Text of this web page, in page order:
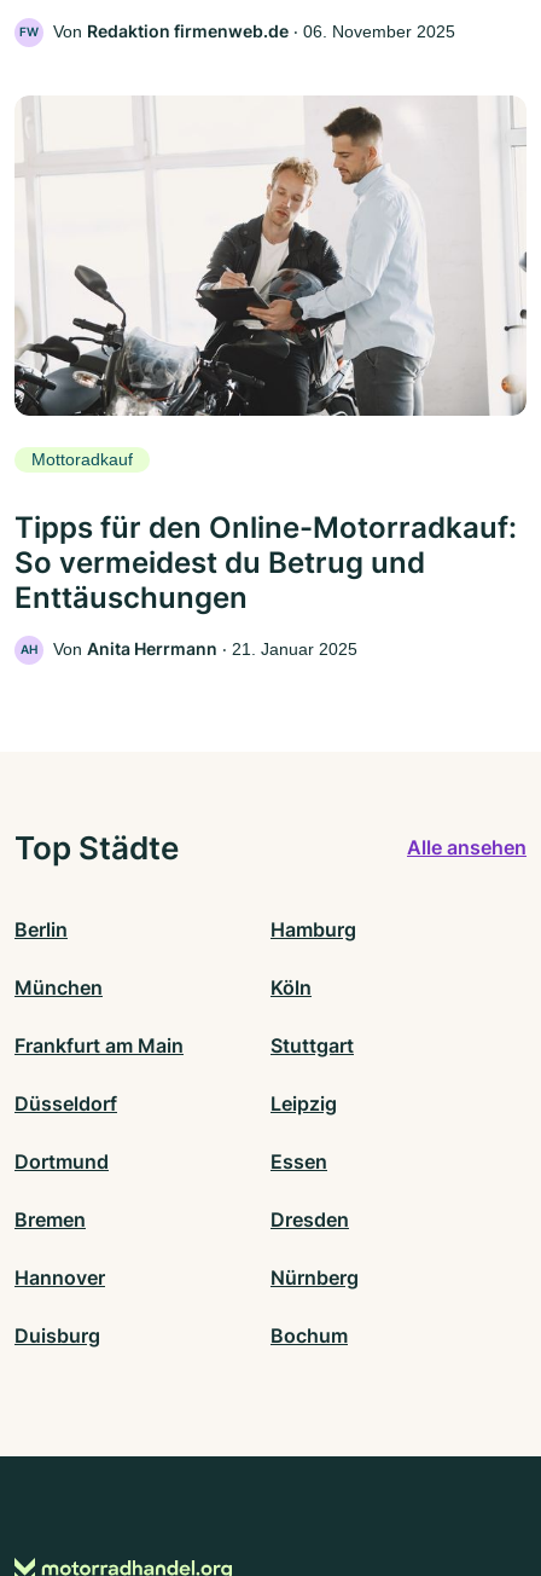
FW Von Redaktion firmenweb.de ‧ 06. November 2025
Mottoradkauf
Tipps für den Online-Motorradkauf:
So vermeidest du Betrug und
Enttäuschungen
AH Von Anita Herrmann ‧ 21. Januar 2025
Top Städte Alle ansehen
Berlin Hamburg
München Köln
Frankfurt am Main Stuttgart
Düsseldorf Leipzig
Dortmund Essen
Bremen Dresden
Hannover Nürnberg
Duisburg Bochum